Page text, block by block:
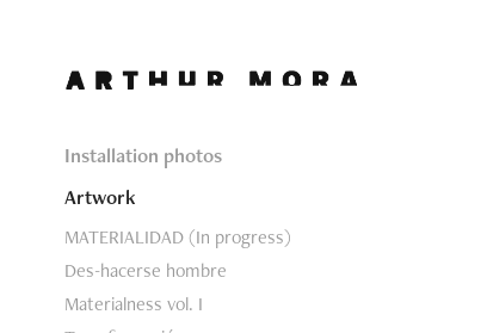
Installation photos
Artwork
MATERIALIDAD (In progress)
Des-hacerse hombre
Materialness vol. I